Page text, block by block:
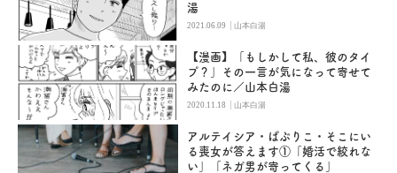
湯
2021.06.09 |山本白湯
【漫画】「もしかして私、彼のタイ
プ？」その一言が気になって寄せて
みたのに／山本白湯
2020.11.18 |山本白湯
アルテイシア・ぱぷりこ・そこにい
る喪女が答えます①「婚活で絞れな
い」「ネガ男が寄ってくる」